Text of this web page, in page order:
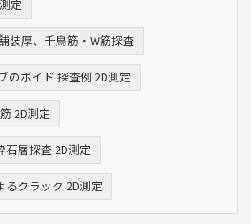
定
装厚、千鳥筋・W筋探査
のボイド 探査例 2D測定
2D測定
石層探査 2D測定
クラック 2D測定